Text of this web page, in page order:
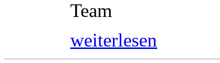
Team
weiterlesen